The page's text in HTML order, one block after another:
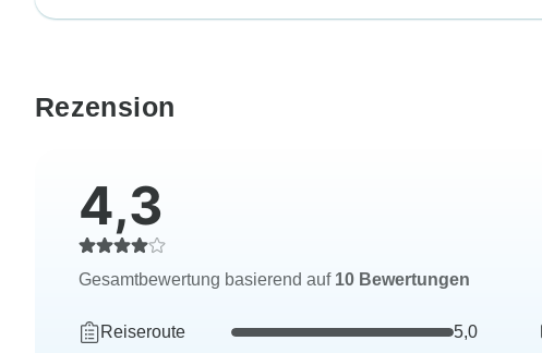
Rezension
4,3
Gesamtbewertung basierend auf 10 Bewertungen
Reiseroute 5,0